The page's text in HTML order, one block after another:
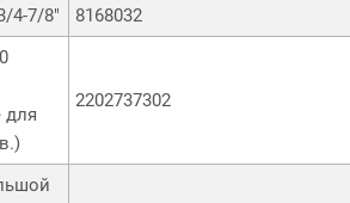
4-7/8"
8168032
для
2202737302